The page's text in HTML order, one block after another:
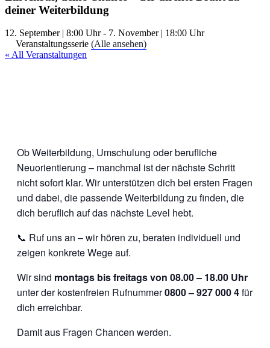
deiner Weiterbildung
12. September | 8:00 Uhr- 7. November | 18:00 Uhr
Veranstaltungsserie (Alle ansehen)
« All Veranstaltungen
Ob Weiterbildung, Umschulung oder berufliche
Neuorientierung – manchmal ist der nächste Schritt
nicht sofort klar. Wir unterstützen dich bei ersten Fragen
und dabei, die passende Weiterbildung zu finden, die
dich beruflich auf das nächste Level hebt.
📞 Ruf uns an – wir hören zu, beraten individuell und
zeigen konkrete Wege auf.
Wir sind montags bis freitags von 08.00 – 18.00 Uhr
unter der kostenfreien Rufnummer0800 – 927 000 4für
dich erreichbar.
Damit aus Fragen Chancen werden.